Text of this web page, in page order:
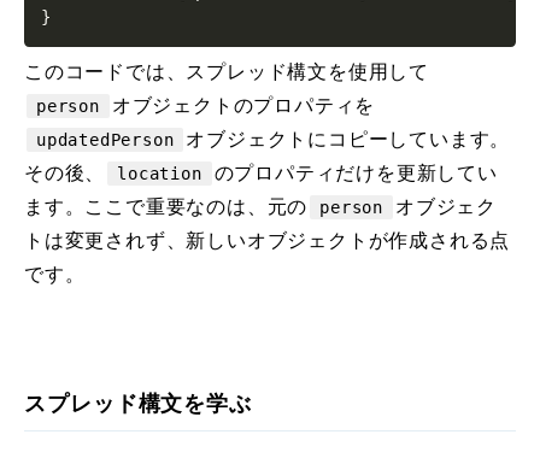
}
このコードでは、スプレッド構文を使用して
person オブジェクトのプロパティを
updatedPerson
オブジェクトにコピーしています。
その後、
location
のプロパティだけを更新してい
ます。ここで重要なのは、元の
person
オブジェク
トは変更されず、新しいオブジェクトが作成される点
です。
スプレッド構文を学ぶ